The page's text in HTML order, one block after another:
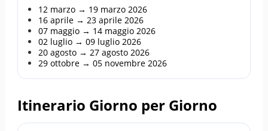
12 marzo → 19 marzo 2026
16 aprile → 23 aprile 2026
07 maggio → 14 maggio 2026
02 luglio → 09 luglio 2026
20 agosto → 27 agosto 2026
29 ottobre → 05 novembre 2026
Itinerario Giorno per Giorno